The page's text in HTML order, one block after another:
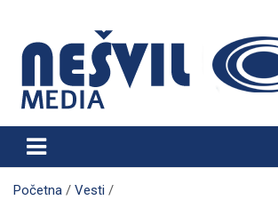
content
Nešvil Media Bogatić
Početna
Vesti